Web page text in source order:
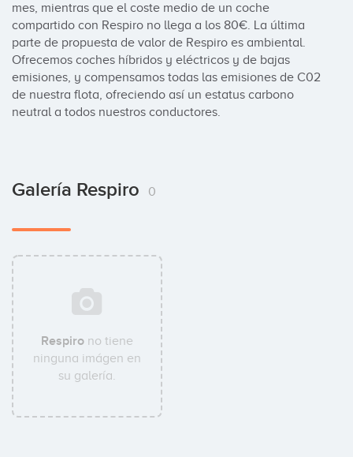
mes, mientras que el coste medio de un coche
compartido con Respiro no llega a los 80€. La última
parte de propuesta de valor de Respiro es ambiental.
Ofrecemos coches híbridos y eléctricos y de bajas
emisiones, y compensamos todas las emisiones de C02
de nuestra flota, ofreciendo así un estatus carbono
neutral a todos nuestros conductores.
Galería Respiro 0
Respiro no tiene
ninguna imágen en
su galería.